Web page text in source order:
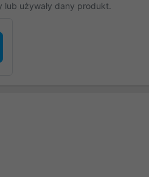
lub używały dany produkt.